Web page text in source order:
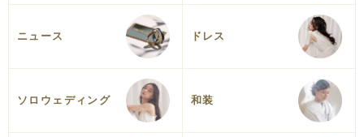
ニュース ドレス
ソロウェディング 和装